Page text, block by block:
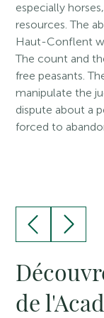
especially
resources. The
Haut-Conflent
The count and
free peasants.
manipulate the
dispute about a
forced to
de